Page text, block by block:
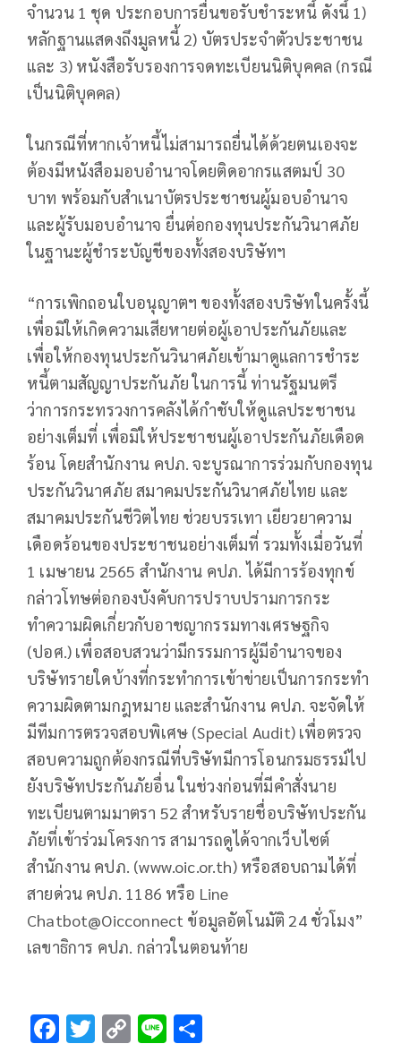
จำนวน 1 ชุด ประกอบการยื่นขอรับชำระหนี้ ดังนี้ 1)
หลักฐานแสดงถึงมูลหนี้ 2) บัตรประจำตัวประชาชน
และ 3) หนังสือรับรองการจดทะเบียนนิติบุคคล (กรณี
เป็นนิติบุคคล)
ในกรณีที่หากเจ้าหนี้ไม่สามารถยื่นได้ด้วยตนเองจะ
ต้องมีหนังสือมอบอำนาจโดยติดอากรแสตมป์ 30
บาท พร้อมกับสำเนาบัตรประชาชนผู้มอบอำนาจ
และผู้รับมอบอำนาจ ยื่นต่อกองทุนประกันวินาศภัย
ในฐานะผู้ชำระบัญชีของทั้งสองบริษัทฯ
“การเพิกถอนใบอนุญาตฯ ของทั้งสองบริษัทในครั้งนี้
เพื่อมิให้เกิดความเสียหายต่อผู้เอาประกันภัยและ
เพื่อให้กองทุนประกันวินาศภัยเข้ามาดูแลการชำระ
หนี้ตามสัญญาประกันภัย ในการนี้ ท่านรัฐมนตรี
ว่าการกระทรวงการคลังได้กำชับให้ดูแลประชาชน
อย่างเต็มที่ เพื่อมิให้ประชาชนผู้เอาประกันภัยเดือด
ร้อน โดยสำนักงาน คปภ. จะบูรณาการร่วมกับกองทุน
ประกันวินาศภัย สมาคมประกันวินาศภัยไทย และ
สมาคมประกันชีวิตไทย ช่วยบรรเทา เยียวยาความ
เดือดร้อนของประชาชนอย่างเต็มที่ รวมทั้งเมื่อวันที่
1 เมษายน 2565 สำนักงาน คปภ. ได้มีการร้องทุกข์
กล่าวโทษต่อกองบังคับการปราบปรามการกระ
ทำความผิดเกี่ยวกับอาชญากรรมทางเศรษฐกิจ
(ปอศ.) เพื่อสอบสวนว่ามีกรรมการผู้มีอำนาจของ
บริษัทรายใดบ้างที่กระทำการเข้าข่ายเป็นการกระทำ
ความผิดตามกฎหมาย และสำนักงาน คปภ. จะจัดให้
มีทีมการตรวจสอบพิเศษ (Special Audit) เพื่อตรวจ
สอบความถูกต้องกรณีที่บริษัทมีการโอนกรมธรรม์ไป
ยังบริษัทประกันภัยอื่น ในช่วงก่อนที่มีคำสั่งนาย
ทะเบียนตามมาตรา 52 สำหรับรายชื่อบริษัทประกัน
ภัยที่เข้าร่วมโครงการ สามารถดูได้จากเว็บไซต์
สำนักงาน คปภ. (www.oic.or.th) หรือสอบถามได้ที่
สายด่วน คปภ. 1186 หรือ Line
Chatbot@Oicconnect ข้อมูลอัตโนมัติ 24 ชั่วโมง”
เลขาธิการ คปภ. กล่าวในตอนท้าย
F T C Li